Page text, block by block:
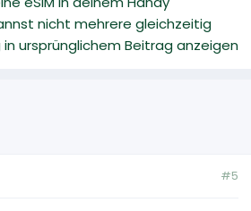
nicht mehrere gleichzeitig
in ursprünglichem Beitrag anzeigen
#5